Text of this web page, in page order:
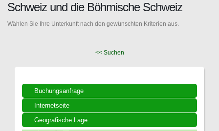
Schweiz und die Böhmische Schweiz
Wählen Sie Ihre Unterkunft nach den gewünschten Kriterien aus.
<< Suchen
Buchungsanfrage
Internetseite
Geografische Lage